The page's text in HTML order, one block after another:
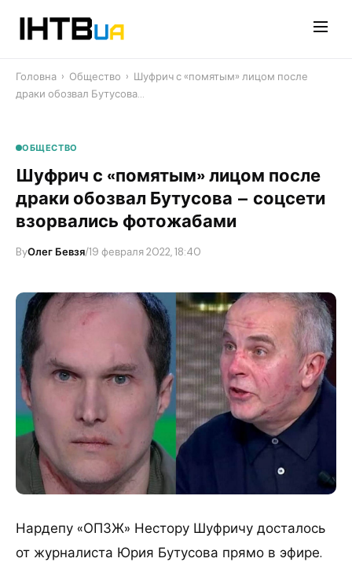
Головна › Общество › Шуфрич с «помятым» лицом после
драки обозвал Бутусова…
ОБЩЕСТВО
Шуфрич с «помятым» лицом после
драки обозвал Бутусова – соцсети
взорвались фотожабами
ByОлег Бевзя/19 февраля 2022, 18:40
Нардепу «ОПЗЖ» Нестору Шуфричу досталось
от журналиста Юрия Бутусова прямо в эфире.